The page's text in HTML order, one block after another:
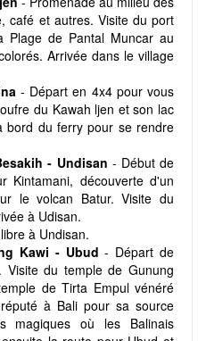
café et autres. Visite du port
de Pantal Muncar au
Arrivée dans le village
- Départ en 4x4 pour vous
du Kawah ljen et son lac
bord du ferry pour se rendre
- Undisan - Début de
Kintamani, découverte d'un
le volcan Batur. Visite du
à Udisan.
à Undisan.
Kawi - Ubud- Départ de
Visite du temple de Gunung
de Tirta Empul vénéré
à Bali pour sa source
magiques où les Balinais